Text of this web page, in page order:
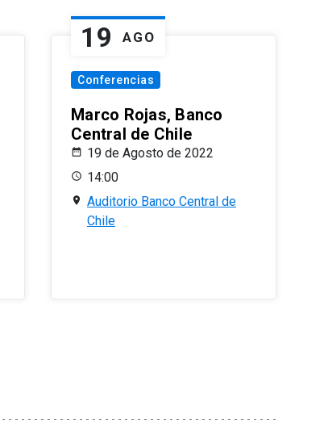
19 AGO
Conferencias
Marco Rojas, Banco
Central de Chile
19 de Agosto de 2022
14:00
Auditorio Banco Central de
Chile